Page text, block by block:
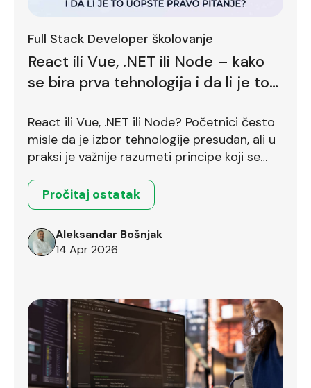
Full Stack Developer školovanje
React ili Vue, .NET ili Node – kako
se bira prva tehnologija i da li je to
React ili Vue, .NET ili Node? Početnici često
misle da je izbor tehnologije presudan, ali u
praksi je važnije razumeti principe koji se
Pročitaj ostatak
Aleksandar Bošnjak
14 Apr 2026